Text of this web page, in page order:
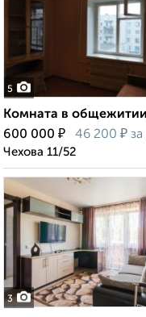
5
Комната в
600 000 ₽ 46 200 ₽ за
Чехова 11/52
3